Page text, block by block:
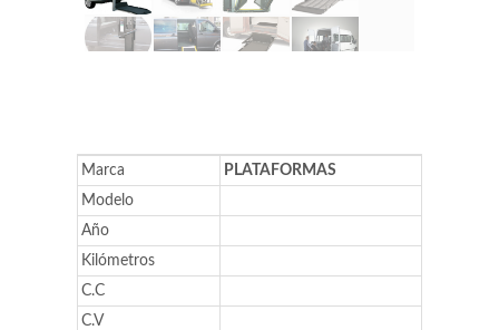
Marca
PLATAFORMAS
Modelo
Año
Kilómetros
C.C
C.V